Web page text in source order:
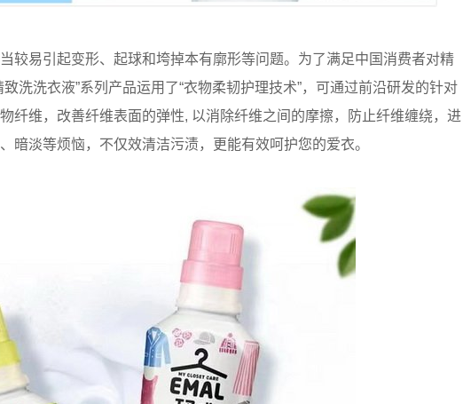
易引起变形、起球和垮掉本有廓形等问题。为了满足中国消费者对精
洗洗衣液”系列产品运用了“衣物柔韧护理技术”，可通过前沿研发的针对
纤维，改善纤维表面的弹性, 以消除纤维之间的摩擦，防止纤维缠绕，进
暗淡等烦恼，不仅效清洁污渍，更能有效呵护您的爱衣。